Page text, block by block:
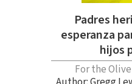
Padres
esperanza
hijos
For the